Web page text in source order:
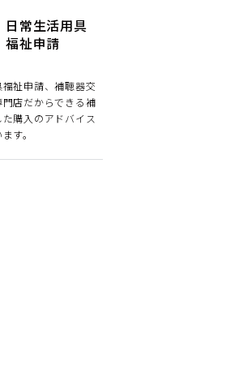
日常生活用具
福祉申請
祉申請、補聴器交
店だからできる補
購入のアドバイス
す。